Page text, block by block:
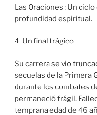
Las Oraciones : Un
profundidad espiritual.
4. Un final trágico
Su carrera se vio
secuelas de la Primera
durante los combates
permaneció frágil.
temprana edad de 46